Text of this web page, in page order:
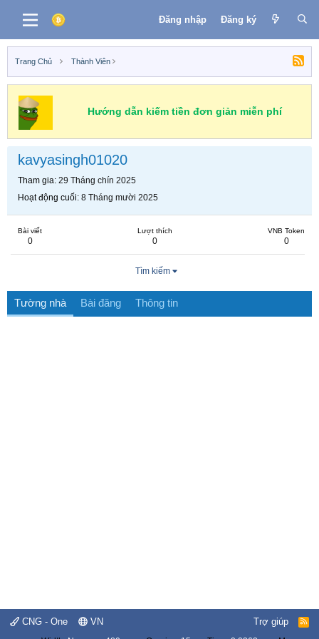
Đăng nhập Đăng ký
Trang Chủ Thành Viên
Hướng dẫn kiếm tiền đơn giản miễn phí
kavyasingh01020
Tham gia 29 Tháng chín 2025
Hoạt động cuối 8 Tháng mười 2025
Bài viết
0
Lượt thích
0
VNB Token
0
Tìm kiếm
Tường nhà Bài đăng Thông tin
CNG - One VN Trợ giúp
R